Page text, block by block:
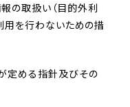
の取扱い（目的外利
用を行わないための措
定める指針及びその